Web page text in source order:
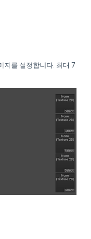
지를 설정합니다. 최대 7